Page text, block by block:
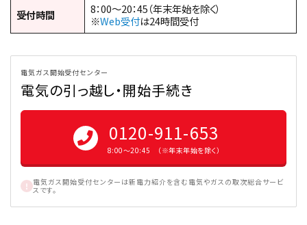
受付時間
8：00～20：45（年末年始を除く）
※Web受付は24時間受付
電気ガス開始受付センター
電気の引っ越し・開始手続き
0120-911-653
8:00〜20:45 （※年末年始を除く）
電気ガス開始受付センターは新電力紹介を含む電気やガスの取次総合サービ
スです。